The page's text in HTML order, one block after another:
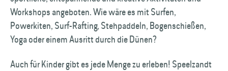
Workshops angeboten. Wie wäre es mit Surfen,
Powerkiten, Surf-Rafting, Stehpaddeln, Bogenschießen,
Yoga oder einem Ausritt durch die Dünen?
Auch für Kinder gibt es jede Menge zu erleben! Speelzandt